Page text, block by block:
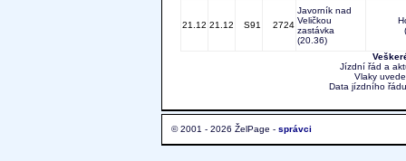
21.12 21.12 S91 2724
Javorník nad
Veličkou
zastávka
(20.36)
Jízdní řád a
Vlaky
Data jízdního
© 2001 - 2026 ŽelPage - správci